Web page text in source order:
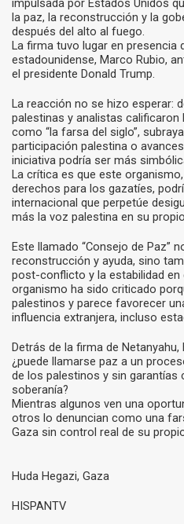
impulsada por Estados Unidos
la paz, la reconstrucción y la
después del alto al fuego.
La firma tuvo lugar en presencia
estadounidense, Marco Rubio,
el presidente Donald Trump.
La reacción no se hizo esperar:
palestinas y analistas calificaron
como “la farsa del siglo”,
participación palestina o
iniciativa podría ser más
La crítica es que este
derechos para los gazatíes,
internacional que perpetúe
más la voz palestina en su
Este llamado “Consejo de Paz”
reconstrucción y ayuda, sino
post-conflicto y la estabilidad en
organismo ha sido criticado
palestinos y parece favorecer
influencia extranjera, incluso
Detrás de la firma de Netanyahu,
¿puede llamarse paz a un
de los palestinos y sin garantías
soberanía?
Mientras algunos ven una
otros lo denuncian como una
Gaza sin control real de su
Huda Hegazi, Gaza
HISPANTV